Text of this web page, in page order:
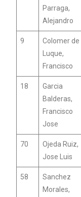
Parraga,
Alejandro
9
Colomer de
Luque,
Francisco
18
Garcia
Balderas,
Francisco
Jose
70
Ojeda Ruiz,
Jose Luis
58
Sanchez
Morales,